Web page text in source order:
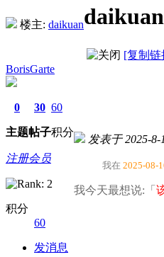
楼主: daikuan
[复制链
BorisGarte
0
主题
30
帖子
60
积分
注册会员
积分
60
发消息
发表于 2025-8-
我在 2025-08-
我今天最想说:「